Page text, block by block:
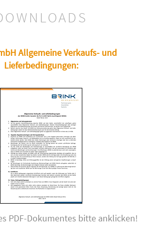
Allgemeine Verkaufs- und
Lieferbedingungen:
PDF-Dokumentes bitte anklicken!